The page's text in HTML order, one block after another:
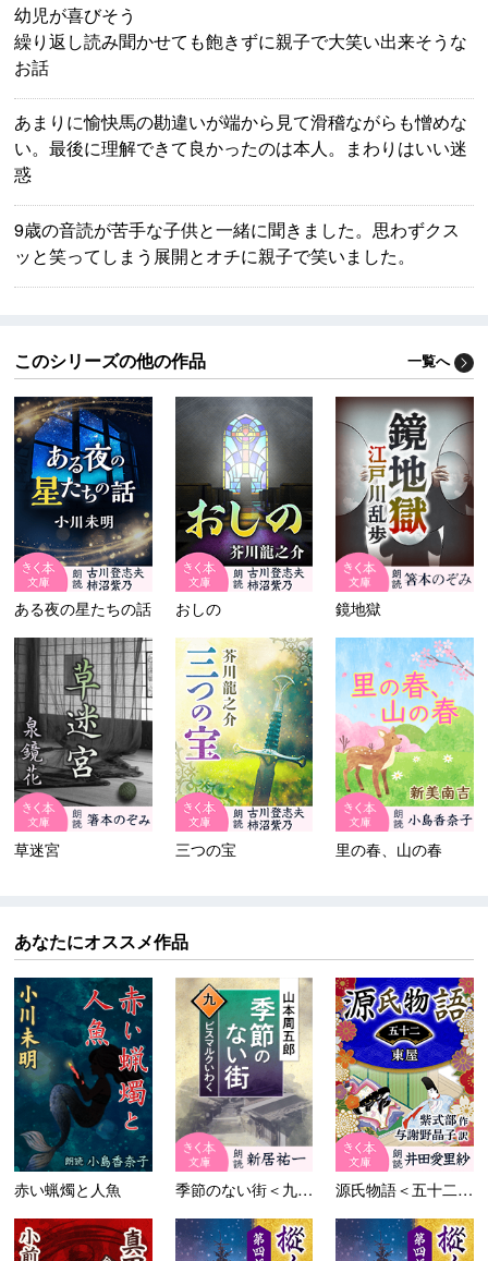
幼児が喜びそう
繰り返し読み聞かせても飽きずに親子で大笑い出来そうな
お話
あまりに愉快馬の勘違いが端から見て滑稽ながらも憎めな
い。最後に理解できて良かったのは本人。まわりはいい迷
惑
9歳の音読が苦手な子供と一緒に聞きました。思わずクス
ッと笑ってしまう展開とオチに親子で笑いました。
このシリーズの他の作品 一覧へ
ある夜の星たちの話 おしの 鏡地獄
草迷宮 三つの宝 里の春、山の春
あなたにオススメ作品
赤い蝋燭と人魚 季節のない街＜九＞ビスマルク... 源氏物語＜五十二＞東屋